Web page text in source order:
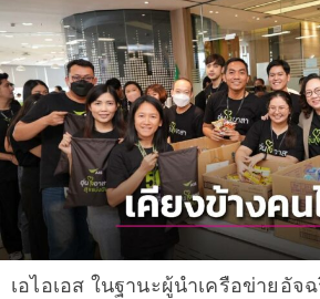
เอไอเอส ในฐานะผู้นำเครือข่ายอัจ